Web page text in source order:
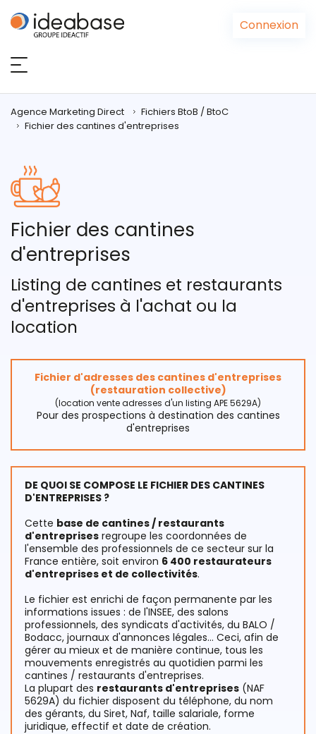
Connexion
Agence Marketing Direct
Fichiers BtoB / BtoC
Fichier des cantines d'entreprises
Fichier des cantines
d'entreprises
Listing de cantines et restaurants
d'entreprises à l'achat ou la
location
Fichier d'adresses des cantines d'entreprises
(restauration collective)
(location vente adresses d'un listing APE 5629A)
Pour des prospections à destination des cantines
d'entreprises
DE QUOI SE COMPOSE LE FICHIER DES CANTINES
D'ENTREPRISES ?
Cette base de cantines / restaurants
d'entreprises regroupe les coordonnées de
l'ensemble des professionnels de ce secteur sur la
France entière, soit environ 6 400 restaurateurs
d'entreprises et de collectivités.
Le fichier est enrichi de façon permanente par les
informations issues : de l'INSEE, des salons
professionnels, des syndicats d'activités, du BALO /
Bodacc, journaux d'annonces légales… Ceci, afin de
gérer au mieux et de manière continue, tous les
mouvements enregistrés au quotidien parmi les
cantines / restaurants d'entreprises.
La plupart des restaurants d'entreprises (NAF
5629A) du fichier disposent du téléphone, du nom
des gérants, du Siret, Naf, taille salariale, forme
juridique, effectif et date de création.